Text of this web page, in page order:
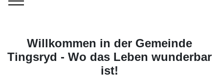
Willkommen in der Gemeinde
Tingsryd - Wo das Leben wunderbar
ist!